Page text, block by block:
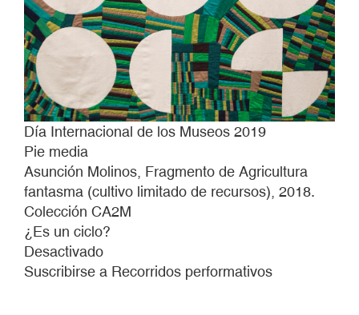
Día Internacional de los Museos 2019
Pie media
Asunción Molinos, Fragmento de Agricultura
fantasma (cultivo limitado de recursos), 2018.
Colección CA2M
¿Es un ciclo?
Desactivado
Suscribirse a Recorridos performativos